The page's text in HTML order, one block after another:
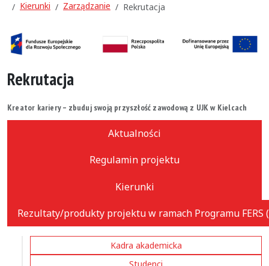
Kierunki
Zarządzanie Rekrutacja
Rekrutacja
Kreator kariery – zbuduj swoją przyszłość zawodową z UJK w Kielcach
Aktualności
Regulamin projektu
Kierunki
Rezultaty/produkty projektu w ramach Programu
Kadra akademicka